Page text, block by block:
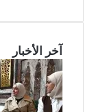
آخر الأخبار